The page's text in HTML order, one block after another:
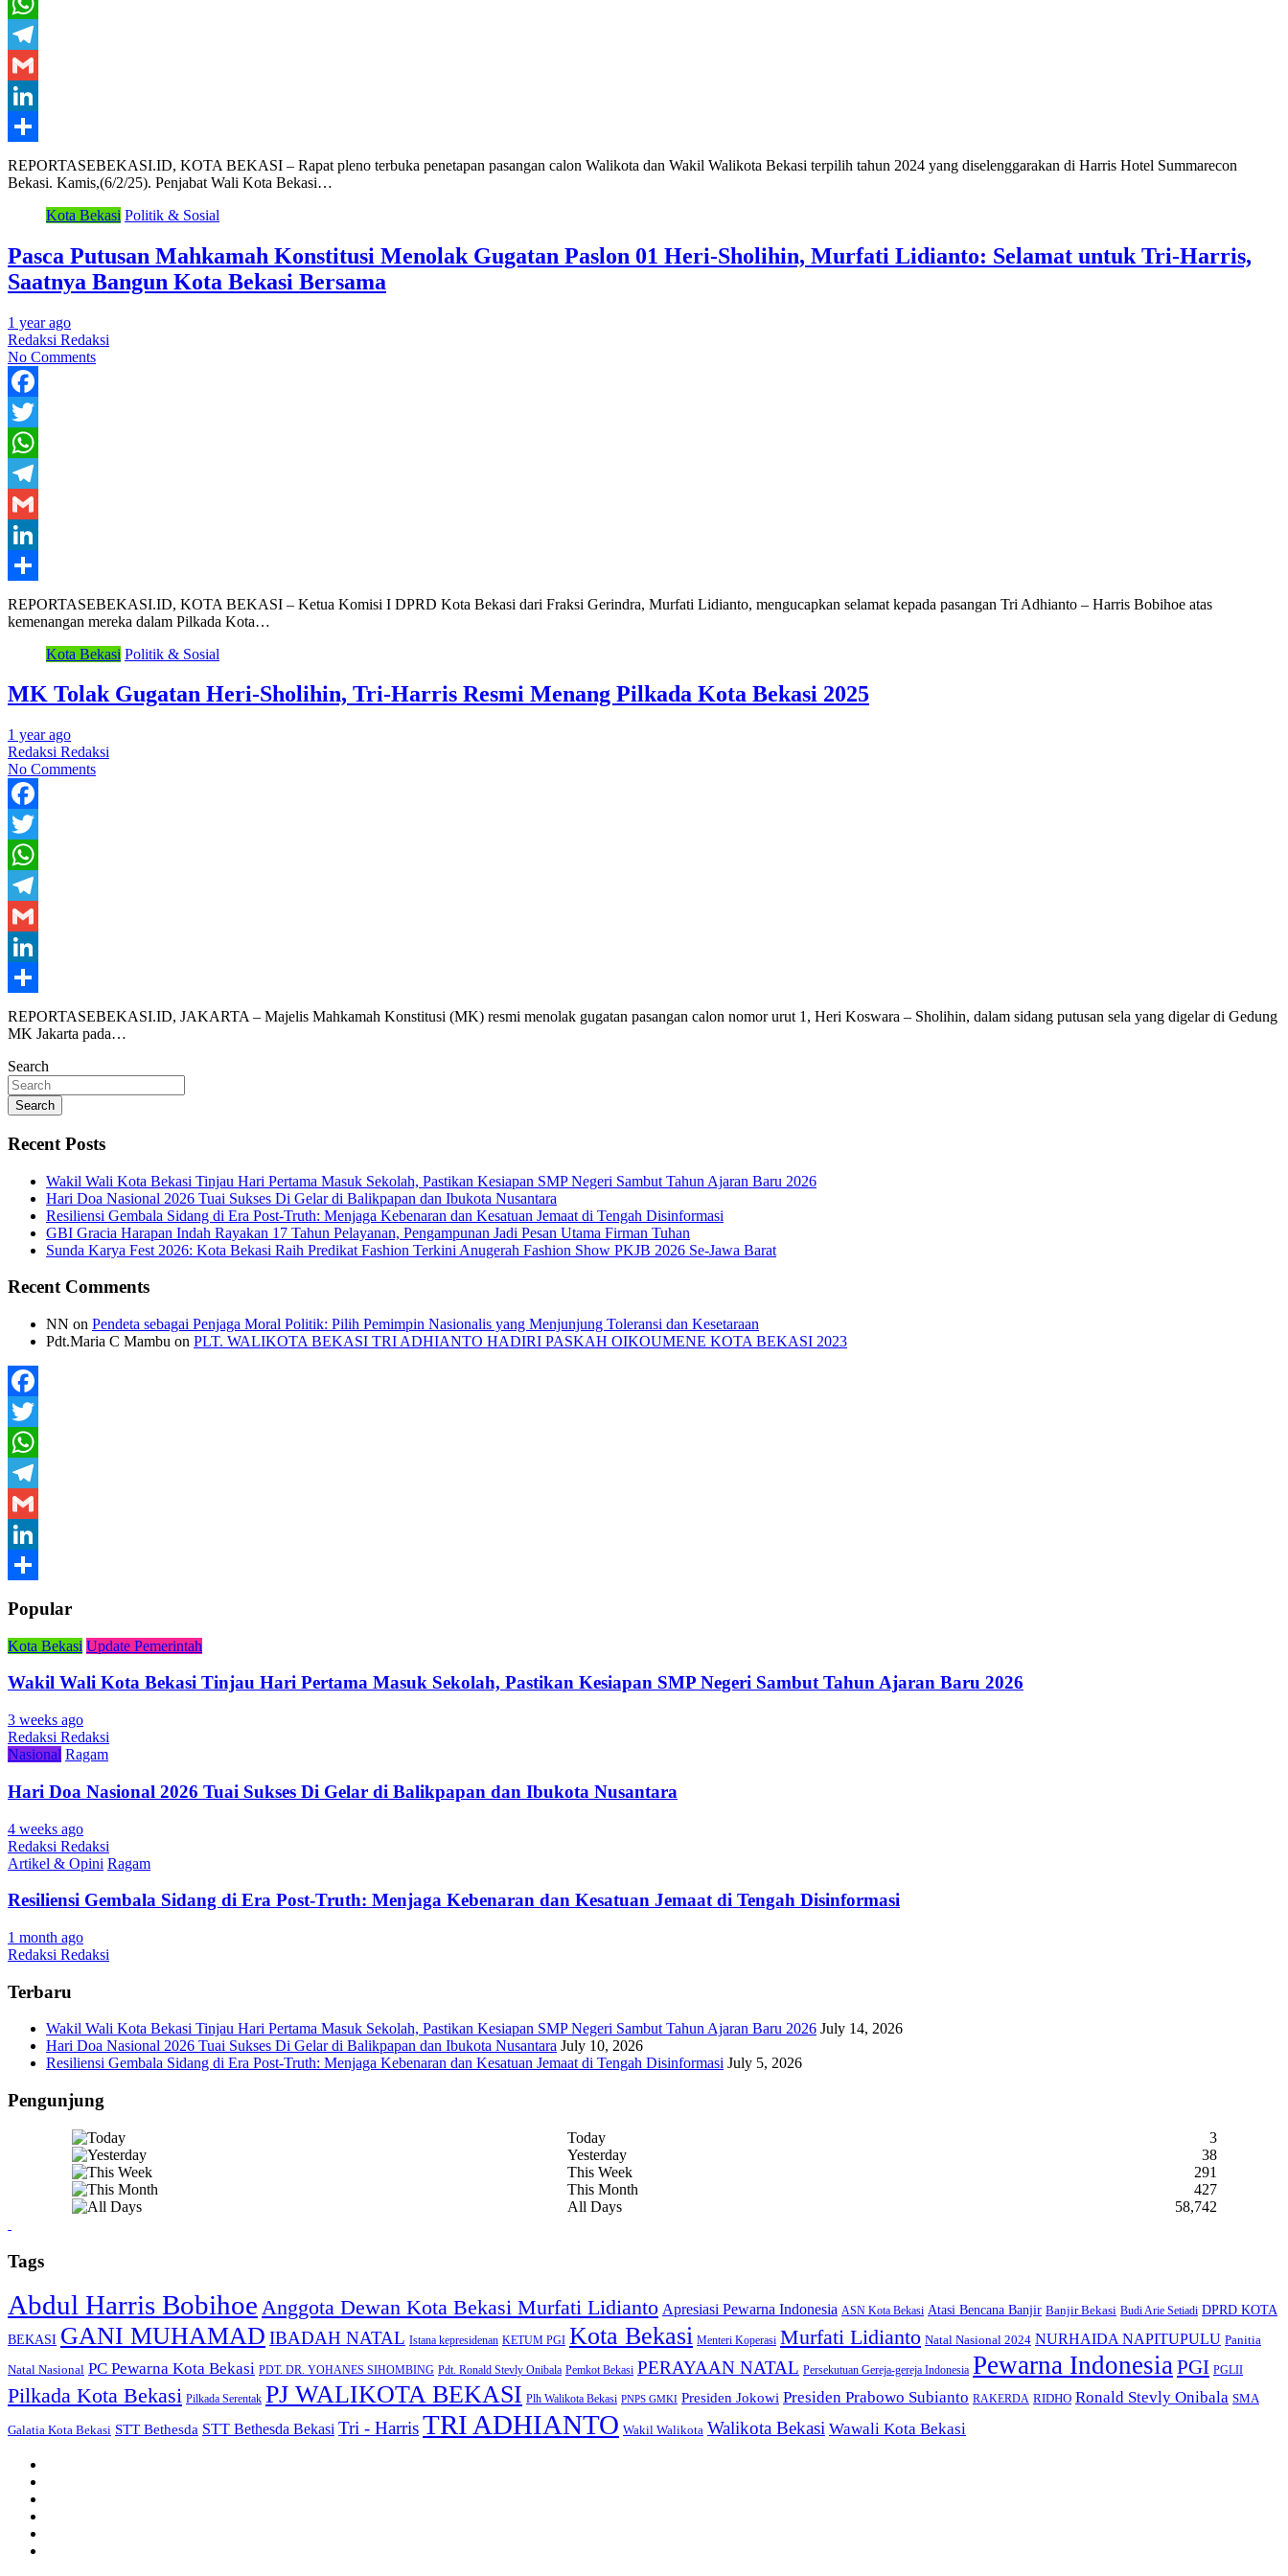
WhatsApp
Telegram
Gmail
LinkedIn
Share
REPORTASEBEKASI.ID, KOTA BEKASI – Rapat pleno terbuka penetapan pasangan calon Walikota dan Wakil Walikota Bekasi terpilih tahun 2024 yang diselenggarakan di Harris Hotel Summarecon
Bekasi. Kamis,(6/2/25). Penjabat Wali Kota Bekasi…
Kota Bekasi Politik & Sosial
Pasca Putusan Mahkamah Konstitusi Menolak Gugatan Paslon 01 Heri-Sholihin, Murfati Lidianto: Selamat untuk Tri-Harris,
Saatnya Bangun Kota Bekasi Bersama
1 year ago
Redaksi Redaksi
No Comments
Facebook
Twitter
WhatsApp
Telegram
Gmail
LinkedIn
Share
REPORTASEBEKASI.ID, KOTA BEKASI – Ketua Komisi I DPRD Kota Bekasi dari Fraksi Gerindra, Murfati Lidianto, mengucapkan selamat kepada pasangan Tri Adhianto – Harris Bobihoe atas
kemenangan mereka dalam Pilkada Kota…
Kota Bekasi Politik & Sosial
MK Tolak Gugatan Heri-Sholihin, Tri-Harris Resmi Menang Pilkada Kota Bekasi 2025
1 year ago
Redaksi Redaksi
No Comments
Facebook
Twitter
WhatsApp
Telegram
Gmail
LinkedIn
Share
REPORTASEBEKASI.ID, JAKARTA – Majelis Mahkamah Konstitusi (MK) resmi menolak gugatan pasangan calon nomor urut 1, Heri Koswara – Sholihin, dalam sidang putusan sela yang digelar di Gedung
MK Jakarta pada…
Search
Search
Recent Posts
Wakil Wali Kota Bekasi Tinjau Hari Pertama Masuk Sekolah, Pastikan Kesiapan SMP Negeri Sambut Tahun Ajaran Baru 2026
Hari Doa Nasional 2026 Tuai Sukses Di Gelar di Balikpapan dan Ibukota Nusantara
Resiliensi Gembala Sidang di Era Post-Truth: Menjaga Kebenaran dan Kesatuan Jemaat di Tengah Disinformasi
GBI Gracia Harapan Indah Rayakan 17 Tahun Pelayanan, Pengampunan Jadi Pesan Utama Firman Tuhan
Sunda Karya Fest 2026: Kota Bekasi Raih Predikat Fashion Terkini Anugerah Fashion Show PKJB 2026 Se-Jawa Barat
Recent Comments
NN on Pendeta sebagai Penjaga Moral Politik: Pilih Pemimpin Nasionalis yang Menjunjung Toleransi dan Kesetaraan
Pdt.Maria C Mambu on PLT. WALIKOTA BEKASI TRI ADHIANTO HADIRI PASKAH OIKOUMENE KOTA BEKASI 2023
Facebook
Twitter
WhatsApp
Telegram
Gmail
LinkedIn
Popular
Kota Bekasi Update Pemerintah
Wakil Wali Kota Bekasi Tinjau Hari Pertama Masuk Sekolah, Pastikan Kesiapan SMP Negeri Sambut Tahun Ajaran Baru 2026
3 weeks ago
Redaksi Redaksi
Nasional Ragam
Hari Doa Nasional 2026 Tuai Sukses Di Gelar di Balikpapan dan Ibukota Nusantara
4 weeks ago
Redaksi Redaksi
Artikel & Opini Ragam
Resiliensi Gembala Sidang di Era Post-Truth: Menjaga Kebenaran dan Kesatuan Jemaat di Tengah Disinformasi
1 month ago
Redaksi Redaksi
Terbaru
Wakil Wali Kota Bekasi Tinjau Hari Pertama Masuk Sekolah, Pastikan Kesiapan SMP Negeri Sambut Tahun Ajaran Baru 2026 July 14, 2026
Hari Doa Nasional 2026 Tuai Sukses Di Gelar di Balikpapan dan Ibukota Nusantara July 10, 2026
Resiliensi Gembala Sidang di Era Post-Truth: Menjaga Kebenaran dan Kesatuan Jemaat di Tengah Disinformasi July 5, 2026
Pengunjung
Today
3
Yesterday
38
This Week
291
This Month
427
All Days
58,742
Tags
Abdul Harris Bobihoe Anggota Dewan Kota Bekasi Murfati Lidianto Apresiasi Pewarna Indonesia ASN Kota Bekasi Atasi Bencana Banjir Banjir Bekasi Budi Arie Setiadi DPRD KOTA
BEKASI GANI MUHAMAD IBADAH NATAL Istana kepresidenan KETUM PGI Kota Bekasi Menteri Koperasi Murfati Lidianto Natal Nasional 2024 NURHAIDA NAPITUPULU Panitia
Natal Nasional PC Pewarna Kota Bekasi PDT. DR. YOHANES SIHOMBING Pdt. Ronald Stevly Onibala Pemkot Bekasi PERAYAAN NATAL Persekutuan Gereja-gereja Indonesia Pewarna IndonesiaPGI PGLII
Pilkada Kota Bekasi Pilkada Serentak PJ WALIKOTA BEKASI Plh Walikota Bekasi PNPS GMKI Presiden Jokowi Presiden Prabowo Subianto RAKERDA RIDHO Ronald Stevly Onibala SMA
Galatia Kota Bekasi STT Bethesda STT Bethesda Bekasi Tri - HarrisTRI ADHIANTO Wakil Walikota Walikota Bekasi Wawali Kota Bekasi